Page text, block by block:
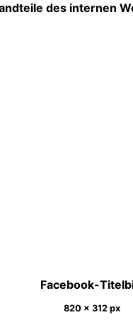
des internen
Facebook-
820 x 312 px